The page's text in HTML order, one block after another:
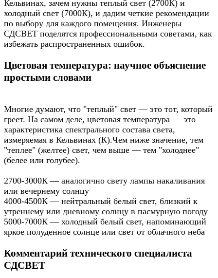
Кельвинах, зачем нужны теплый свет (2700К) и
холодный свет (7000К), и дадим четкие рекомендации
по выбору для каждого помещения. Инженеры
СДСВЕТ поделятся профессиональными советами, как
избежать распространенных ошибок.
Цветовая температура: научное объяснение
простыми словами
Многие думают, что "теплый" свет — это тот, который
греет. На самом деле, цветовая температура — это
характеристика спектрального состава света,
измеряемая в Кельвинах (К).Чем ниже значение, тем
"теплее" (желтее) свет, чем выше — тем "холоднее"
(белее или голубее).
2700-3000К — аналогично свету лампы накаливания
или вечернему солнцу
4000-4500К — нейтральный белый свет, близкий к
утреннему или дневному солнцу в пасмурную погоду
5000-7000К — холодный белый свет, напоминающий
яркое полуденное солнце или свет от облачного неба
Комментарий технического специалиста
СДСВЕТ